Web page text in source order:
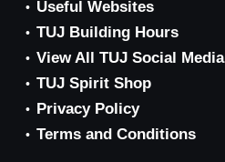
Useful Websites
TUJ Building Hours
View All TUJ Social Media
TUJ Spirit Shop
Privacy Policy
Terms and Conditions